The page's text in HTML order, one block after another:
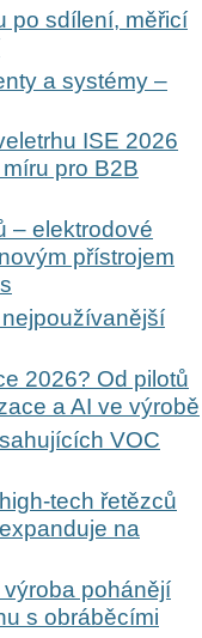
po sdílení, měřicí
a systémy –
ISE 2026
pro B2B
– elektrodové
přístrojem
2026? Od pilotů
a AI ve výrobě
VOC
tech řetězců
na
pohánějí
s obráběcími